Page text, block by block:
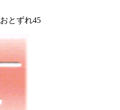
おとずれ45